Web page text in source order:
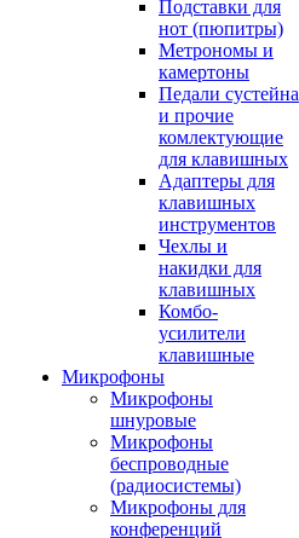
Подставки для
нот (пюпитры)
Метрономы и
камертоны
Педали сустейна
и прочие
комлектующие
для клавишных
Адаптеры для
клавишных
инструментов
Чехлы и
накидки для
клавишных
Комбо-
усилители
клавишные
Микрофоны
Микрофоны
шнуровые
Микрофоны
беспроводные
(радиосистемы)
Микрофоны для
конференций